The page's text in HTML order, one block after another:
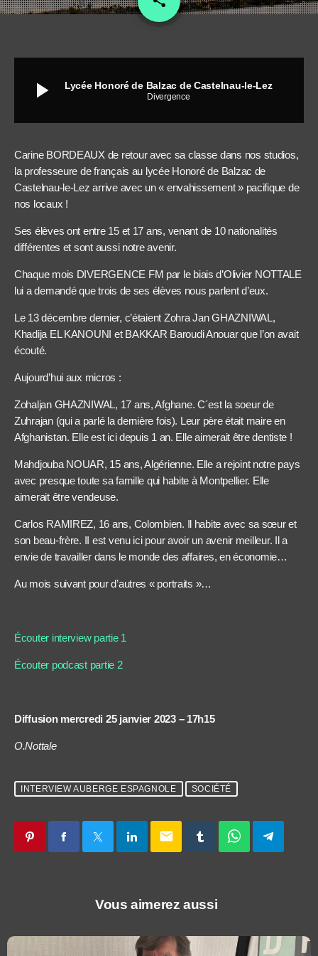
play_arrow Lycée Honoré de Balzac de Castelnau-le-Lez
Divergence
Carine BORDEAUX de retour avec sa classe dans nos studios,
la professeure de français au lycée Honoré de Balzac de
Castelnau-le-Lez arrive avec un « envahissement » pacifique de
nos locaux !
Ses élèves ont entre 15 et 17 ans, venant de 10 nationalités
différentes et sont aussi notre avenir.
Chaque mois DIVERGENCE FM par le biais d’Olivier NOTTALE
lui a demandé que trois de ses élèves nous parlent d’eux.
Le 13 décembre dernier, c’étaient Zohra Jan GHAZNIWAL,
Khadija EL KANOUNI et BAKKAR Baroudi Anouar que l’on avait
écouté.
Aujourd’hui aux micros :
Zohaljan GHAZNIWAL, 17 ans, Afghane. C´est la soeur de
Zuhrajan (qui a parlé la dernière fois). Leur père était maire en
Afghanistan. Elle est ici depuis 1 an. Elle aimerait être dentiste !
Mahdjouba NOUAR, 15 ans, Algérienne. Elle a rejoint notre pays
avec presque toute sa famille qui habite à Montpellier. Elle
aimerait être vendeuse.
Carlos RAMIREZ, 16 ans, Colombien. Il habite avec sa sœur et
son beau-frère. II est venu ici pour avoir un avenir meilleur. Il a
envie de travailler dans le monde des affaires, en économie…
Au mois suivant pour d’autres « portraits »…
Écouter interview partie 1
Écouter podcast partie 2
Diffusion mercredi 25 janvier 2023 – 17h15
O.Nottale
INTERVIEW AUBERGE ESPAGNOLE SOCIÉTÉ
email
Vous aimerez aussi